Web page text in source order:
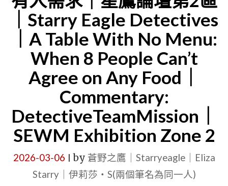
FOOD
RULES
｜
｜
EAGLE
FORUM
2"
撤
離
杜
拜
很
但
帶
這
八
個
｜Starry Eagle Detectives
｜A Table With No Menu:
When 8 People Can’t
Agree on Any Food｜
Commentary:
DetectiveTeamMission｜
SEWM Exhibition Zone 2
2026-03-06 by 蒼野之鷹｜Starryeagle｜Eliza
Starry｜伊莉莎・S(兩個筆名為同一人)